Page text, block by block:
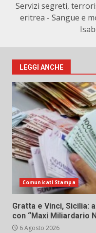
Servizi segreti,
eritrea - Sangue e
LEGGI ANCHE
Comunicati Stampa
Gratta e Vinci, Sicilia:
con “Maxi Miliardario
6 Agosto 2026